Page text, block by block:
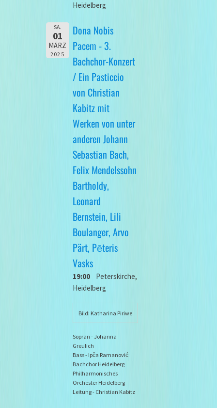
Heidelberg
SA.
01
MÄRZ
2025
Dona Nobis
Pacem - 3.
Bachchor-Konzert
/ Ein Pasticcio
von Christian
Kabitz mit
Werken von unter
anderen Johann
Sebastian Bach,
Felix Mendelssohn
Bartholdy,
Leonard
Bernstein, Lili
Boulanger, Arvo
Pärt, Pēteris
Vasks
19:00
Peterskirche,
Heidelberg
Bild: Katharina Piriwe
Sopran - Johanna
Greulich
Bass - Ipča Ramanović
Bachchor Heidelberg
Philharmonisches
Orchester Heidelberg
Leitung - Christian Kabitz